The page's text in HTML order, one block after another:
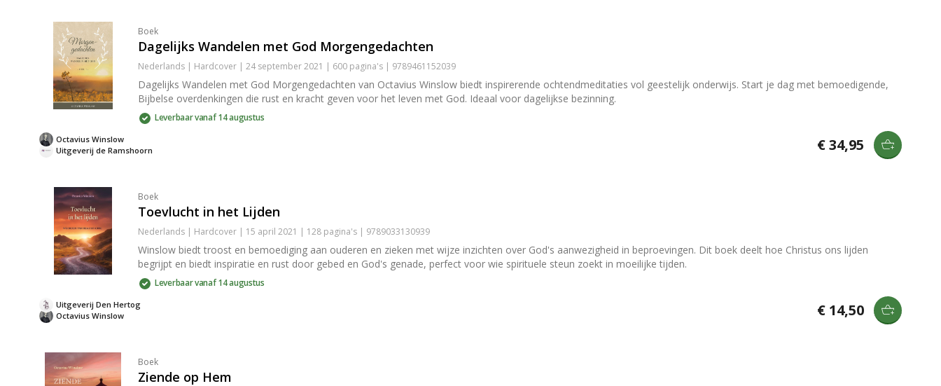
Boek
Dagelijks Wandelen met God Morgengedachten
Nederlands | Hardcover | 24 september 2021 | 600 pagina's | 9789461152039
Dagelijks Wandelen met God Morgengedachten van Octavius Winslow biedt inspirerende ochtendmeditaties vol geestelijk onderwijs. Start je dag met bemoedigende,
Bijbelse overdenkingen die rust en kracht geven voor het leven met God. Ideaal voor dagelijkse bezinning.
Leverbaar vanaf 14 augustus
Uitgeverij de Ramshoorn
Octavius Winslow € 34,95
Boek
Toevlucht in het Lijden
Nederlands | Hardcover | 15 april 2021 | 128 pagina's | 9789033130939
Winslow biedt troost en bemoediging aan ouderen en zieken met wijze inzichten over God's aanwezigheid in beproevingen. Dit boek deelt hoe Christus ons lijden
begrijpt en biedt inspiratie en rust door gebed en God's genade, perfect voor wie spirituele steun zoekt in moeilijke tijden.
Leverbaar vanaf 14 augustus
Octavius Winslow
Uitgeverij Den Hertog € 14,50
Boek
Ziende op Hem